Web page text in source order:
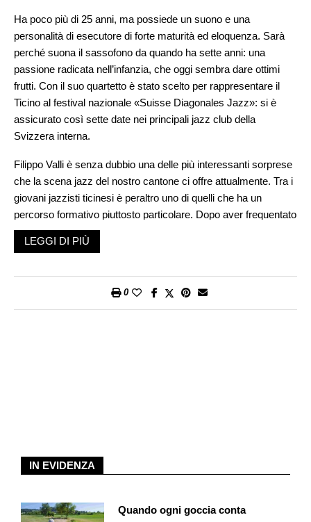
Ha poco più di 25 anni, ma possiede un suono e una
personalità di esecutore di forte maturità ed eloquenza. Sarà
perché suona il sassofono da quando ha sette anni: una
passione radicata nell’infanzia, che oggi sembra dare ottimi
frutti. Con il suo quartetto è stato scelto per rappresentare il
Ticino al festival nazionale «Suisse Diagonales Jazz»: si è
assicurato così sette date nei principali jazz club della
Svizzera interna.
Filippo Valli è senza dubbio una delle più interessanti sorprese
che la scena jazz del nostro cantone ci offre attualmente. Tra i
giovani jazzisti ticinesi è peraltro uno di quelli che ha un
percorso formativo piuttosto particolare. Dopo aver frequentato
la SMUM di Lugano, per conseguire il suo Bachelor è partito
per Milano e ha seguito i corsi della Civica Scuola Jazz, un
alla Jazz Hochschule di Lucerna, una delle accademie più
preparatorio alla futura mini-tournée svizzera. Gli abbiamo
chiesto di parlarci della particolare preparazione di
impostazioni musicali abbastanza diverse: la prima è legata a
LEGGI DI PIÙ
0
IN EVIDENZA
Quando ogni goccia conta